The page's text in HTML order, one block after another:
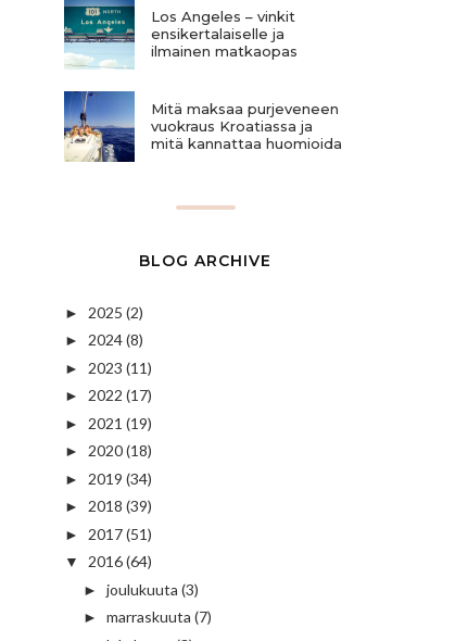
Los Angeles – vinkit
ensikertalaiselle ja
ilmainen matkaopas
Mitä maksaa purjeveneen
vuokraus Kroatiassa ja
mitä kannattaa huomioida
BLOG ARCHIVE
► 2025 (2)
► 2024(8)
► 2023 (11)
► 2022 (17)
► 2021 (19)
► 2020(18)
► 2019 (34)
► 2018 (39)
► 2017(51)
▼ 2016(64)
► joulukuuta (3)
► marraskuuta (7)